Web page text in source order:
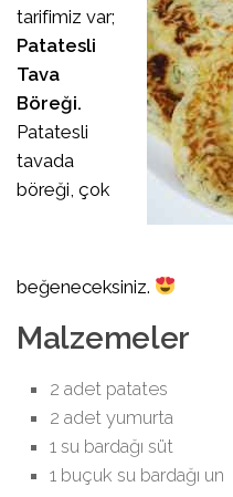
tarifimiz var;
Patatesli
Tava
Böreği.
Patatesli
tavada
böreği, çok
beğeneceksiniz.
Malzemeler
2 adet patates
2 adet yumurta
1 su bardağı süt
1 buçuk su bardağı un